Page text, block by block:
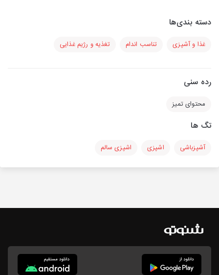
دسته بندی‌ها
غذا و آشپزی تناسب اندام تغذیه و رژیم غذایی
رده سنی
محتوای تمیز
تگ ها
آشپزباشی اشپزی اشپزی سالم